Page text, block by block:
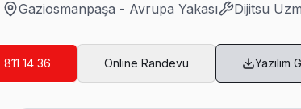
Servis
Gaziosmanpaşa - Avrupa Yakası Dijitsu
14 36 Online Randevu Yazılım